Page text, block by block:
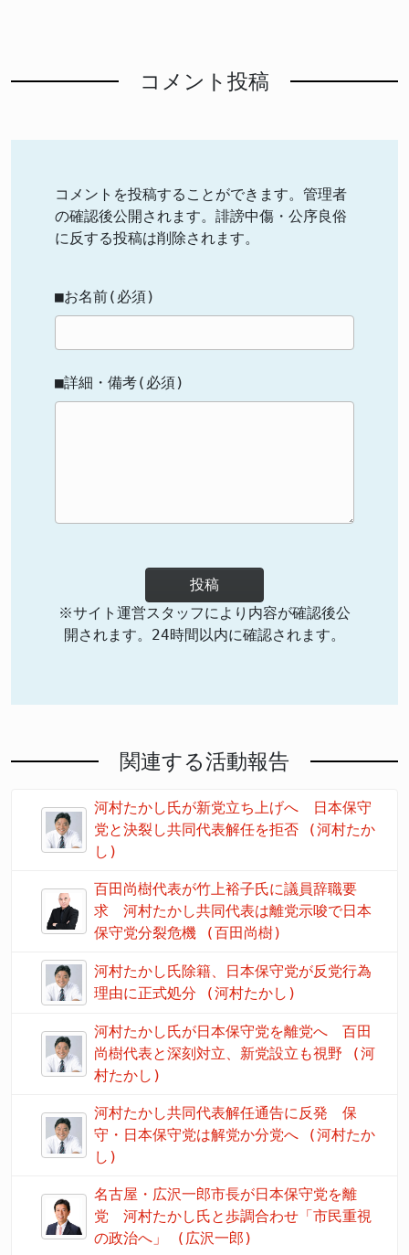
コメント投稿
コメントを投稿することができます。管理者
の確認後公開されます。誹謗中傷・公序良俗
に反する投稿は削除されます。
■お名前(必須)
■詳細・備考(必須)
投稿
※サイト運営スタッフにより内容が確認後公
開されます。24時間以内に確認されます。
関連する活動報告
河村たかし氏が新党立ち上げへ 日本保守
党と決裂し共同代表解任を拒否 (河村たか
し)
百田尚樹代表が竹上裕子氏に議員辞職要
求 河村たかし共同代表は離党示唆で日本
保守党分裂危機 (百田尚樹)
河村たかし氏除籍、日本保守党が反党行為
理由に正式処分 (河村たかし)
河村たかし氏が日本保守党を離党へ 百田
尚樹代表と深刻対立、新党設立も視野 (河
村たかし)
河村たかし共同代表解任通告に反発 保
守・日本保守党は解党か分党へ (河村たか
し)
名古屋・広沢一郎市長が日本保守党を離
党 河村たかし氏と歩調合わせ「市民重視
の政治へ」 (広沢一郎)